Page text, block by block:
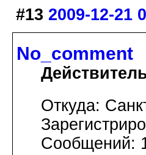
#13 2009-12-21
No_comment
Откуда:
Сообщений: